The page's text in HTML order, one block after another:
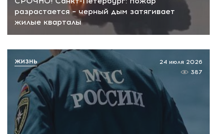
разрастается – черный дым затягивает
жилые кварталы
24 июля 2026
387
ЖИЗНЬ